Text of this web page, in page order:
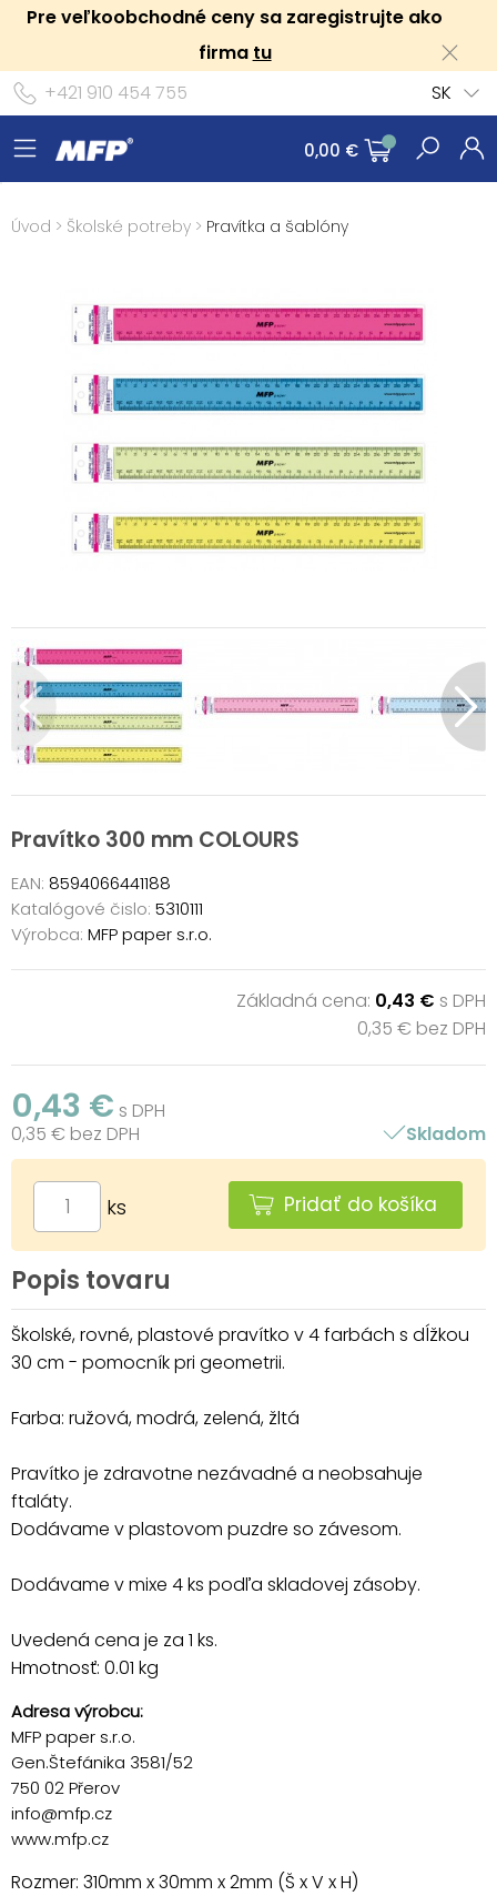
Pre veľkoobchodné ceny sa zaregistrujte ako
firma tu
+421 910 454 755
SK
0,00 €
Úvod > Školské potreby > Pravítka a šablóny
Pravítko 300 mm COLOURS
EAN: 8594066441188
Katalógové čislo: 5310111
Výrobca: MFP paper s.r.o.
Základná cena: 0,43 € s DPH
0,35 € bez DPH
0,43 € s DPH
0,35 € bez DPH
Skladom
ks Pridať do košíka
Popis tovaru
Školské, rovné, plastové pravítko v 4 farbách s dĺžkou
30 cm - pomocník pri geometrii.
Farba: ružová, modrá, zelená, žltá
Pravítko je zdravotne nezávadné a neobsahuje
ftaláty.
Dodávame v plastovom puzdre so závesom.
Dodávame v mixe 4 ks podľa skladovej zásoby.
Uvedená cena je za 1 ks.
Hmotnosť: 0.01 kg
Adresa výrobcu:
MFP paper s.r.o.
Gen.Štefánika 3581/52
750 02 Přerov
info@mfp.cz
www.mfp.cz
Rozmer: 310mm x 30mm x 2mm (Š x V x H)